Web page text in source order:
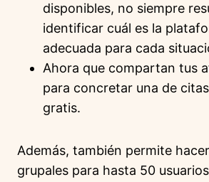
disponibles, no siempre
identificar cuál es la
adecuada para cada
Ahora que compartan tus
para concretar una de
gratis.
Además, también permite
grupales para hasta 50